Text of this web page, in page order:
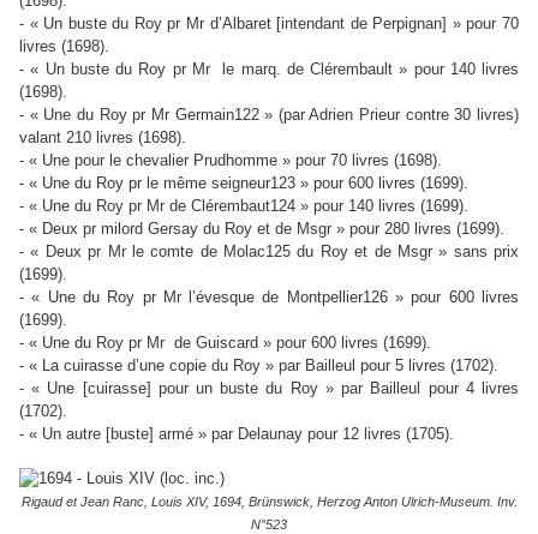
- « Un buste du Roy pr Mr d’Albaret [intendant de Perpignan] » pour 70
livres (1698).
- « Un buste du Roy pr Mr le marq. de Clérembault » pour 140 livres
(1698).
- « Une du Roy pr Mr Germain122 » (par Adrien Prieur contre 30 livres)
valant 210 livres (1698).
- « Une pour le chevalier Prudhomme » pour 70 livres (1698).
- « Une du Roy pr le même seigneur123 » pour 600 livres (1699).
- « Une du Roy pr Mr de Clérembaut124 » pour 140 livres (1699).
- « Deux pr milord Gersay du Roy et de Msgr » pour 280 livres (1699).
- « Deux pr Mr le comte de Molac125 du Roy et de Msgr » sans prix
(1699).
- « Une du Roy pr Mr l’évesque de Montpellier126 » pour 600 livres
(1699).
- « Une du Roy pr Mr de Guiscard » pour 600 livres (1699).
- « La cuirasse d’une copie du Roy » par Bailleul pour 5 livres (1702).
- « Une [cuirasse] pour un buste du Roy » par Bailleul pour 4 livres
(1702).
- « Un autre [buste] armé » par Delaunay pour 12 livres (1705).
Rigaud et Jean Ranc, Louis XIV, 1694, Brünswick, Herzog Anton Ulrich-Museum. Inv.
N°523